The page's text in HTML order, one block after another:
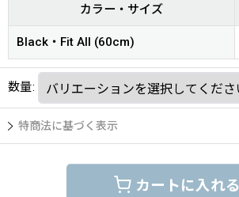
カラー・サイズ
Black・Fit All (60cm)
数量:
特商法に基づく表示
カートに入れる